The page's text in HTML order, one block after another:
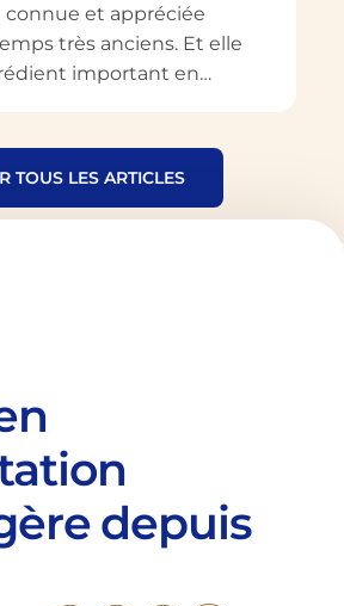
connue et appréciée
très anciens. Et elle
important en
bière, de nombreux
de qualité utilisent la
propriétés fermentantes.
pas seulement […]
TOUS LES ARTICLES
depuis